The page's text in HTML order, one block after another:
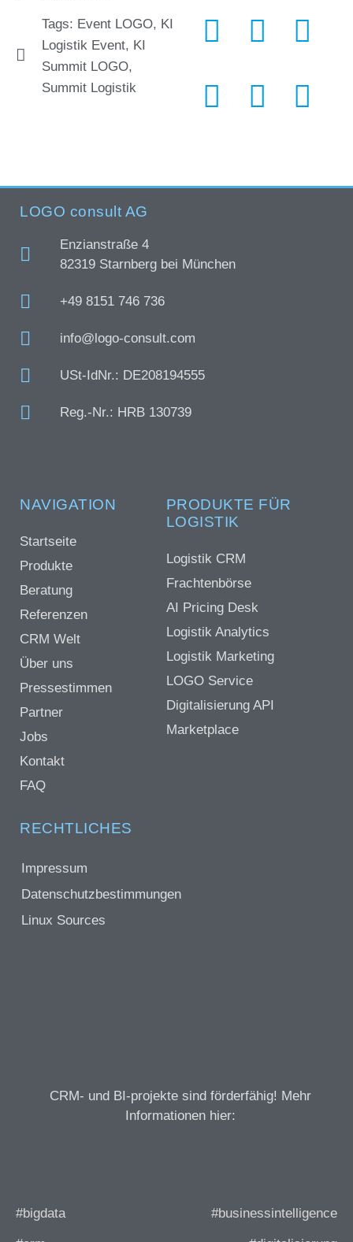
Tags: Event LOGO, KI
Logistik Event, KI
Summit LOGO,
Summit Logistik
LOGO consult AG
Enzianstraße 4
82319 Starnberg bei München
+49 8151 746 736
info@logo-consult.com
USt-IdNr.: DE208194555
Reg.-Nr.: HRB 130739
NAVIGATION
Startseite
Produkte
Beratung
Referenzen
CRM Welt
Über uns
Pressestimmen
Partner
Jobs
Kontakt
FAQ
PRODUKTE FÜR
LOGISTIK
Logistik CRM
Frachtenbörse
AI Pricing Desk
Logistik Analytics
Logistik Marketing
LOGO Service
Digitalisierung API
Marketplace
RECHTLICHES
Impressum
Datenschutzbestimmungen
Linux Sources
CRM- und BI-projekte sind förderfähig! Mehr
Informationen hier:
#bigdata #businessintelligence